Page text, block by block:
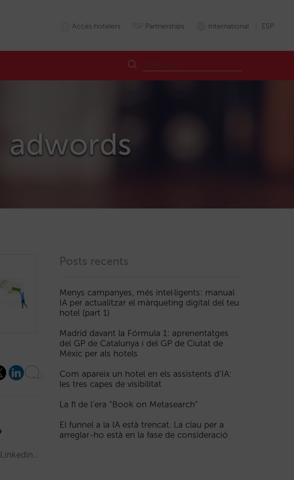
Accés hotelers Partnerships International ESP
adwords
Posts recents
Menys campanyes, més intel·ligents: manual
IA per actualitzar el màrqueting digital del teu
hotel (part 1)
Madrid davant la Fórmula 1: aprenentatges
del GP de Catalunya i del GP de Ciutat de
Mèxic per als hotels
Com apareix un hotel en els assistents d’IA:
les tres capes de visibilitat
La fi de l’era “Book on Metasearch”
El funnel a la IA està trencat. La clau per a
arreglar-ho està en la fase de consideració